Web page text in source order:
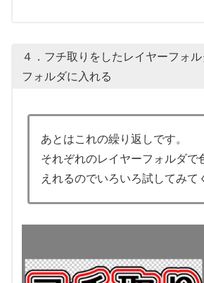
４．フチ取りをしたレイヤーフォ
フォルダに入れる
あとはこれの繰り返しです。
それぞれのレイヤーフォルダで
えれるのでいろいろ試してみて